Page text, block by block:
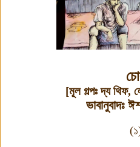
[মূল গল্পঃ দ্য থিফ,
ভাবানুবাদঃ
(১